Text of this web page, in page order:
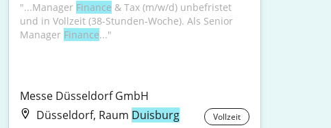
"...Manager Finance & Tax (m/w/d) unbefristet
und in Vollzeit (38-Stunden-Woche). Als Senior
Manager Finance..."
Messe Düsseldorf GmbH
Düsseldorf, Raum Duisburg Vollzeit